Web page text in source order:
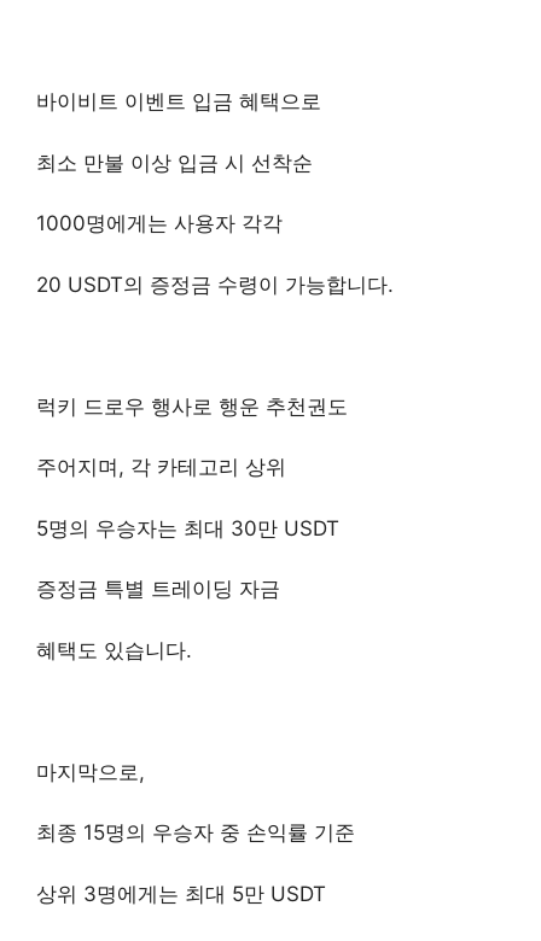
바이비트 이벤트 입금 혜택으로
최소 만불 이상 입금 시 선착순
1000명에게는 사용자 각각
20 USDT의 증정금 수령이 가능합니다.
럭키 드로우 행사로 행운 추천권도
주어지며, 각 카테고리 상위
5명의 우승자는 최대 30만 USDT
증정금 특별 트레이딩 자금
혜택도 있습니다.
마지막으로,
최종 15명의 우승자 중 손익률 기준
상위 3명에게는 최대 5만 USDT